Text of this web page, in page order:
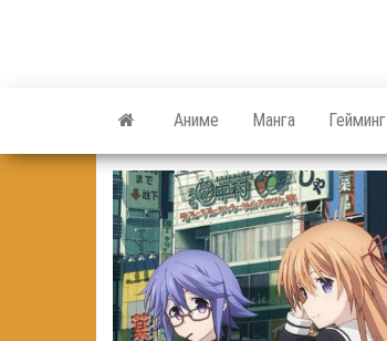
Аниме Манга Гейминг